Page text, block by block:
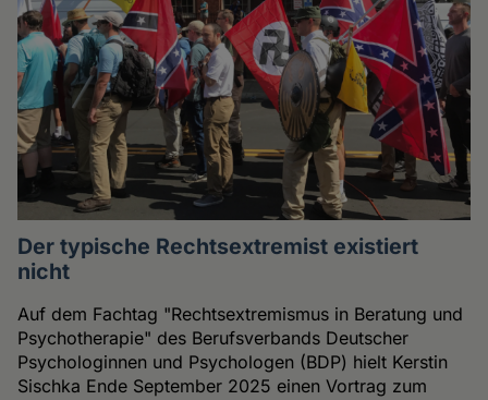
Der typische Rechtsextremist existiert
nicht
Auf dem Fachtag "Rechtsextremismus in Beratung und
Psychotherapie" des Berufsverbands Deutscher
Psychologinnen und Psychologen (BDP) hielt Kerstin
Sischka Ende September 2025 einen Vortrag zum